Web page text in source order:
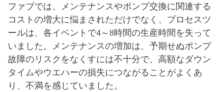
ファブでは、メンテナンスやポンプ交換に関連する
コストの増大に悩まされただけでなく、プロセスツ
ールは、各イベントで4～8時間の生産時間を失って
いました。メンテナンスの増加は、予期せぬポンプ
故障のリスクをなくすには不十分で、高額なダウン
タイムやウエハーの損失につながることがよくあ
り、不満を感じていました。